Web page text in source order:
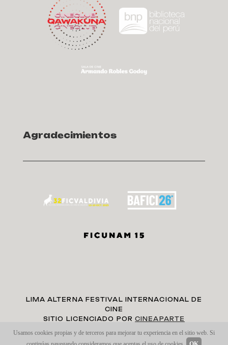
Agradecimientos
LIMA ALTERNA FESTIVAL INTERNACIONAL DE
CINE
SITIO LICENCIADO PORCINEAPARTE
Usamos cookies propias y de terceros para mejorar tu experiencia en el sitio web. Si